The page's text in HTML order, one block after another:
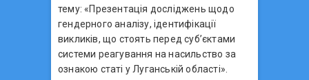
тему: «Презентація досліджень щодо
гендерного аналізу, ідентифікації
викликів, що стоять перед суб’єктами
системи реагування на насильство за
ознакою статі у Луганській області».